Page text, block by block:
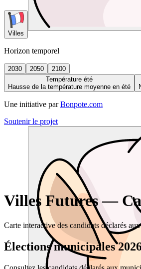
Villes
Horizon temporel
2030 2050
2100
Température été
Hausse de la température moyenne en été
Une initiative par Bonpote.com
Soutenir le projet
Villes Futures —
Carte interactive des candidats déclarés
Élections municipales